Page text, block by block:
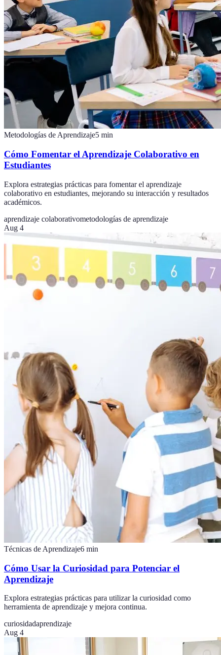
Metodologías de Aprendizaje5 min
Cómo Fomentar el Aprendizaje Colaborativo en
Estudiantes
Explora estrategias prácticas para fomentar el aprendizaje
colaborativo en estudiantes, mejorando su interacción y resultados
académicos.
aprendizaje colaborativometodologías de aprendizaje
Aug 4
Técnicas de Aprendizaje6 min
Cómo Usar la Curiosidad para Potenciar el
Aprendizaje
Explora estrategias prácticas para utilizar la curiosidad como
herramienta de aprendizaje y mejora continua.
curiosidadaprendizaje
Aug 4